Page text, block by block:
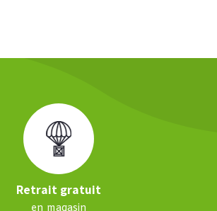
Retrait gratuit